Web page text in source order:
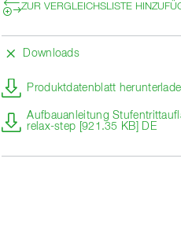
ZUR VERGLEICHSLISTE
Downloads
Produktdatenblatt
Aufbauanleitung
relax-step [921.35 KB] DE